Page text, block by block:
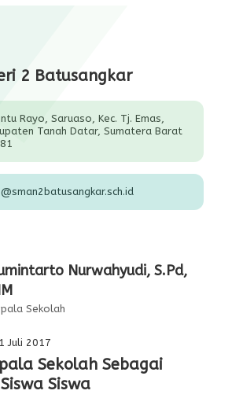
2 Batusangkar
Rayo, Saruaso, Kec. Tj. Emas,
Tanah Datar, Sumatera Barat
Nurwahyudi, S.Pd,
Sekolah
Serta Keteladanan Dari
Juli 2017
Sekolah Sebagai
Siswa
Kepala Sekolah
Karakter Siswa Di